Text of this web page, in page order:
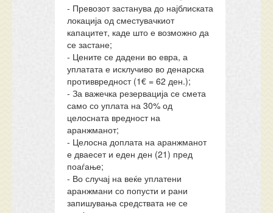
- Превозот застанува до најблиската
локација од сместувачкиот
капацитет, каде што е возможно да
се застане;
- Цените се дадени во евра, а
уплатата е исклучиво во денарска
противвредност (1€ = 62 ден.);
- За важечка резервација се смета
само со уплата на 30% од
целосната вредност на
аранжманот;
- Целосна доплата на аранжманот
е дваесет и еден ден (21) пред
поаѓање;
- Во случај на веќе уплатени
аранжмани со попусти и рани
запишувања средствата не се